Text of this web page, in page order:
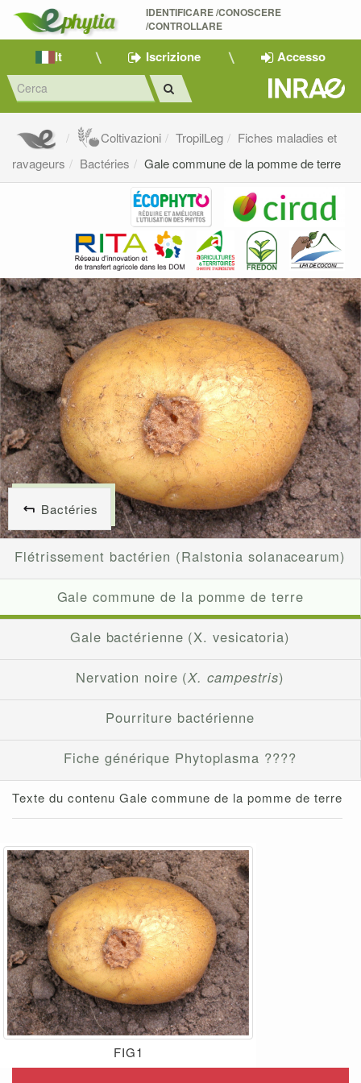
IDENTIFICARE /CONOSCERE
/CONTROLLARE
It Iscrizione Accesso
Coltivazioni TropilLeg
Fiches maladies et
ravageurs
Bactéries Gale commune de la pomme de terre
Bactéries
Flétrissement bactérien (Ralstonia solanacearum)
Gale commune de la pomme de terre
Gale bactérienne (X. vesicatoria)
Nervation noire (X. campestris)
Pourriture bactérienne
Fiche générique Phytoplasma ????
Texte du contenu Gale commune de la pomme de terre
FIG1